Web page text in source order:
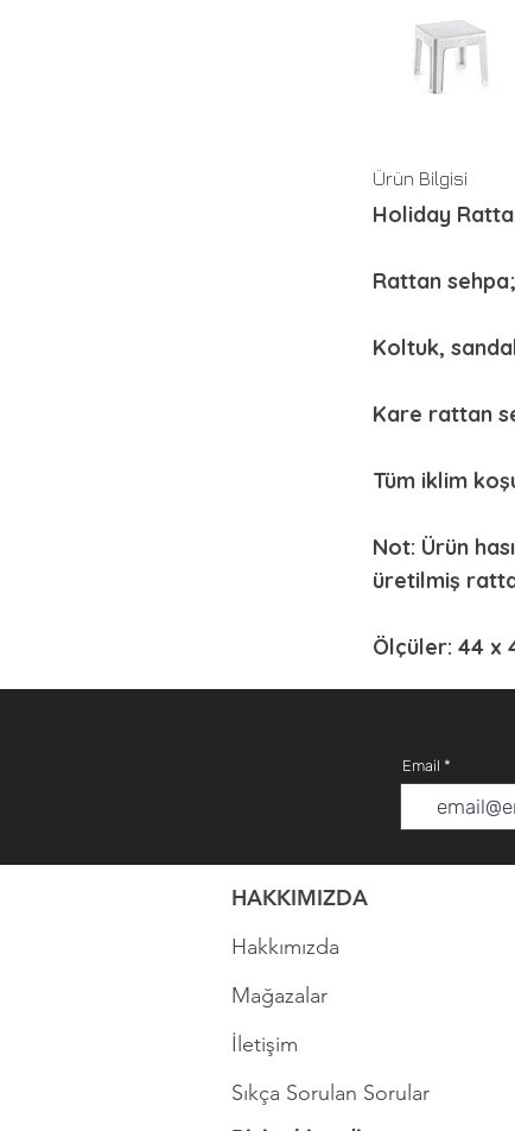
Ürün Bilgisi
Holiday
Rattan
Koltuk,
Kare rattan
Tüm iklim
Not: Ürün
üretilmiş
Ölçüler: 44 x
Email
HAKKIMIZDA
Hakkımızda
Mağazalar
İletişim
Sıkça Sorulan Sorular